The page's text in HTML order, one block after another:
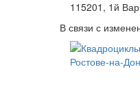
115201, 1й
В связи с